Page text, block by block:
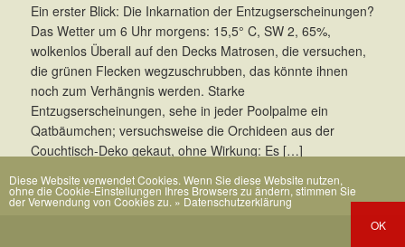
Ein erster Blick: Die Inkarnation der Entzugserscheinungen?
Das Wetter um 6 Uhr morgens: 15,5° C, SW 2, 65%,
wolkenlos Überall auf den Decks Matrosen, die versuchen,
die grünen Flecken wegzuschrubben, das könnte ihnen
noch zum Verhängnis werden. Starke
Entzugserscheinungen, sehe in jeder Poolpalme ein
Qatbäumchen; versuchsweise die Orchideen aus der
Couchtisch-Deko gekaut, ohne Wirkung: Es […]
Diese Website verwendet Cookies. Wenn Sie diese Website nutzen,
ohne die Cookie-Einstellungen Ihres Browsers zu ändern, stimmen Sie
der Verwendung von Cookies zu. » Datenschutzerklärung
OK